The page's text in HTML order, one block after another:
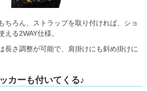
ちろん、ストラップを取り付ければ、ショ
る2WAY仕様。
長さ調整が可能で、肩掛けにも斜め掛けに
カーも付いてくる♪